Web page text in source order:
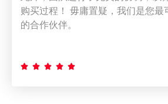
购买过程！ 毋庸置疑，我们是您最
的合作伙伴。
    